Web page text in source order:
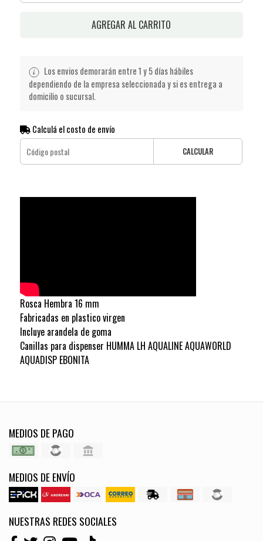
AGREGAR AL CARRITO
Los envios demorarán entre 1 y 5 días hábiles
dependiendo de la empresa seleccionada y si es entrega a
domicilio o sucursal.
Calculá el costo de envío
CALCULAR
Rosca Hembra 16 mm
Fabricadas en plastico virgen
Incluye arandela de goma
Canillas para dispenser HUMMA LH AQUALINE AQUAWORLD
AQUADISP EBONITA
MEDIOS DE PAGO
MEDIOS DE ENVÍO
NUESTRAS REDES SOCIALES